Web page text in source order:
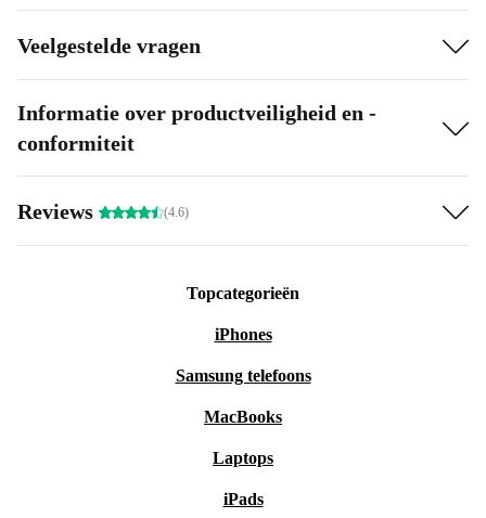
Veelgestelde vragen
Informatie over productveiligheid en -
conformiteit
Reviews (4.6)
Topcategorieën
iPhones
Samsung telefoons
MacBooks
Laptops
iPads